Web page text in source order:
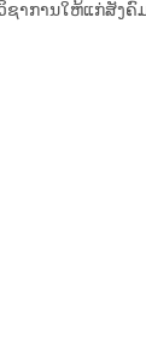
າ​ການ​ໃຫ້​ແກ່​ສັງ​ຄົ